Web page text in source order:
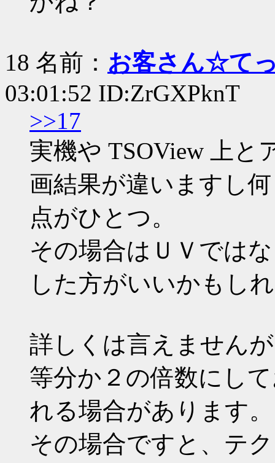
18 名前： お客さん☆て
03:01:52 ID:ZrGXPknT
>>17
実機や TSOView 上と
画結果が違いますし
点がひとつ。
その場合はＵＶでは
した方がいいかもし
詳しくは言えません
等分か２の倍数にし
れる場合があります。
その場合ですと、テ